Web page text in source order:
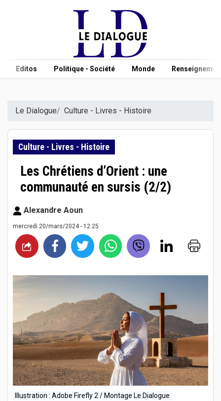
Editos Politique - Société Monde
Le Dialogue Culture - Livres - Histoire
Culture - Livres - Histoire
Les Chrétiens d’Orient : une
communauté en sursis (2/2)
Alexandre Aoun
mercredi 20/mars/2024 - 12:25
Illustration : Adobe Firefly 2 / Montage Le Dialogue